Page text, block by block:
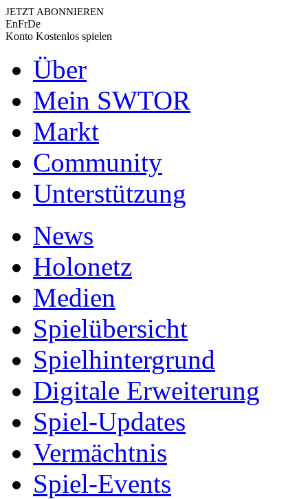
JETZT ABONNIEREN
EnFrDe
Konto Kostenlos spielen
Über
Mein SWTOR
Markt
Community
Unterstützung
News
Holonetz
Medien
Spielübersicht
Spielhintergrund
Digitale Erweiterung
Spiel-Updates
Vermächtnis
Spiel-Events